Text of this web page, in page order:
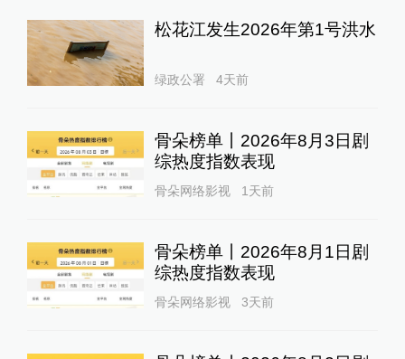
松花江发生2026年第1号洪水
绿政公署 4天前
骨朵榜单丨2026年8月3日剧
综热度指数表现
骨朵网络影视 1天前
骨朵榜单丨2026年8月1日剧
综热度指数表现
骨朵网络影视 3天前